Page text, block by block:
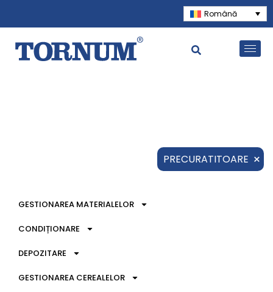
Română
PRECURATITOARE ×
GESTIONAREA MATERIALELOR
CONDIȚIONARE
DEPOZITARE
GESTIONAREA CEREALELOR